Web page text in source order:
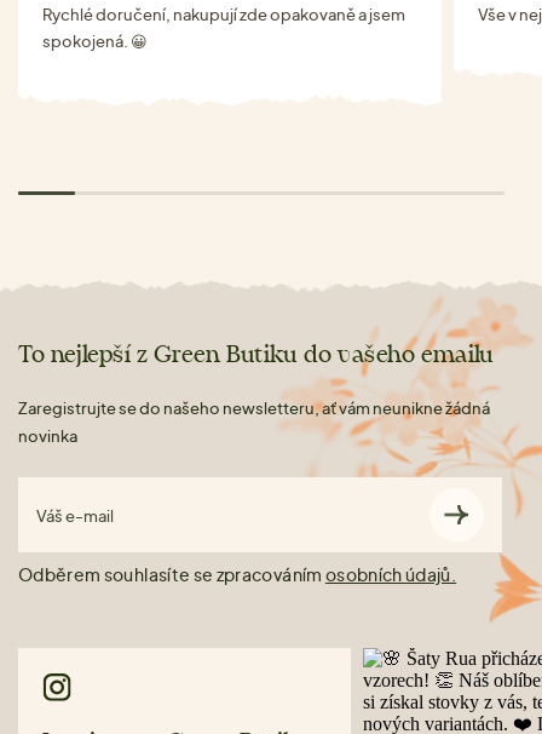
Rychlé doručení, nakupují zde opakovaně a jsem
spokojená. 😀
Vše v
To nejlepší z Green Butiku do vašeho emailu
Zaregistrujte se do našeho newsletteru, ať vám neunikne žádná
novinka
Váš e-mail
Odběrem souhlasíte se zpracováním osobních údajů.